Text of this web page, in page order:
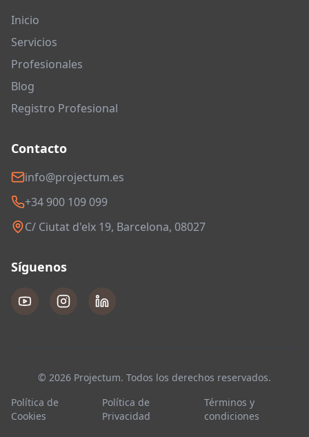
Inicio
Servicios
Profesionales
Blog
Registro Profesional
Contacto
info@projectum.es
+34 900 109 099
C/ Ciutat d'elx 19, Barcelona, 08027
Síguenos
© 2026 Projectum. Todos los derechos reservados.
Política de
Cookies
Política de
Privacidad
Términos y
condiciones